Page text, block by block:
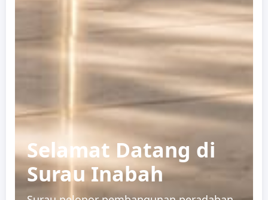
Selamat Datang di
Surau Inabah